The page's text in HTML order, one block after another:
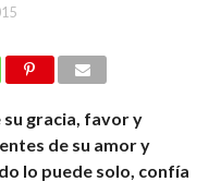
su gracia, favor y
de su amor y
lo puede solo, confía